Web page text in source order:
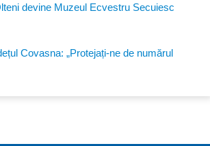
devine Muzeul Ecvestru Secuiesc
Covasna: „Protejați-ne de numărul